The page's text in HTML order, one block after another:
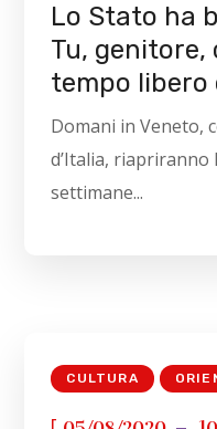
Lo Stato ha
Tu, genitore,
tempo libero
Domani in Veneto,
d’Italia, riapriranno
settimane...
CULTURA